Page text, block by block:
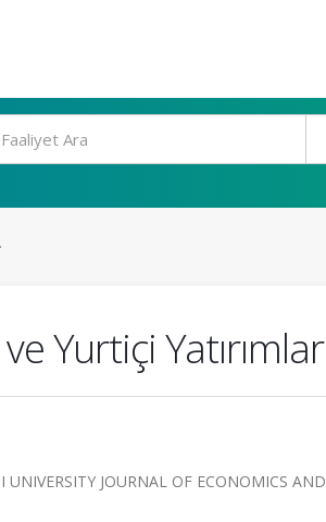
Yurtiçi Yatırımlar
UNIVERSITY JOURNAL OF ECONOMICS AND